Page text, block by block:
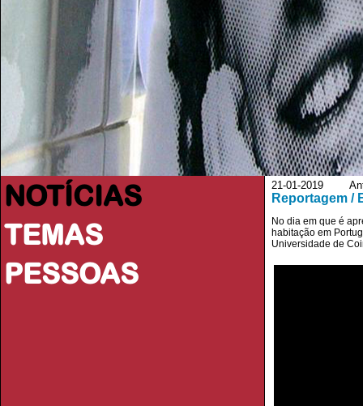
NOTÍCIAS
TEMAS
PESSOAS
21-01-2019
Reportagem /
No dia em que é
habitação em
Universidade de